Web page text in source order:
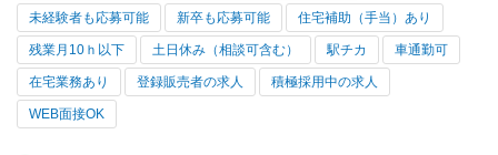
未経験者も応募可能 新卒も応募可能 住宅補助（手当）あり
残業月10ｈ以下 土日休み（相談可含む） 駅チカ 車通勤可
在宅業務あり 登録販売者の求人 積極採用中の求人
WEB面接OK